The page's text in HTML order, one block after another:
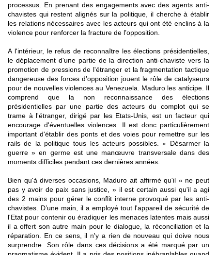
processus. En prenant des engagements avec des agents anti-
chavistes qui restent alignés sur la politique, il cherche à établir
les relations nécessaires avec les acteurs qui ont été enclins à la
violence pour renforcer la fracture de l’opposition.
A l'intérieur, le refus de reconnaître les élections présidentielles,
le déplacement d'une partie de la direction anti-chaviste vers la
promotion de pressions de l'étranger et la fragmentation tactique
dangereuse des forces d’opposition jouent le rôle de catalyseurs
pour de nouvelles violences au Venezuela. Maduro les anticipe. Il
comprend que la non reconnaissance des élections
présidentielles par une partie des acteurs du complot qui se
trame à l'étranger, dirigé par les Etats-Unis, est un facteur qui
encourage d'éventuelles violences. Il est donc particulièrement
important d'établir des ponts et des voies pour remettre sur les
rails de la politique tous les acteurs possibles. « Désarmer la
guerre » en germe est une manœuvre transversale dans des
moments difficiles pendant ces dernières années.
Bien qu'à diverses occasions, Maduro ait affirmé qu'il « ne peut
pas y avoir de paix sans justice, » il est certain aussi qu'il a agi
des 2 mains pour gérer le conflit interne provoqué par les anti-
chavistes. D’une main, il a employé tout l'appareil de sécurité de
l'Etat pour contenir ou éradiquer les menaces latentes mais aussi
il a offert son autre main pour le dialogue, la réconciliation et la
réparation. En ce sens, il n'y a rien de nouveau qui doive nous
surprendre. Son rôle dans ces décisions a été marqué par un